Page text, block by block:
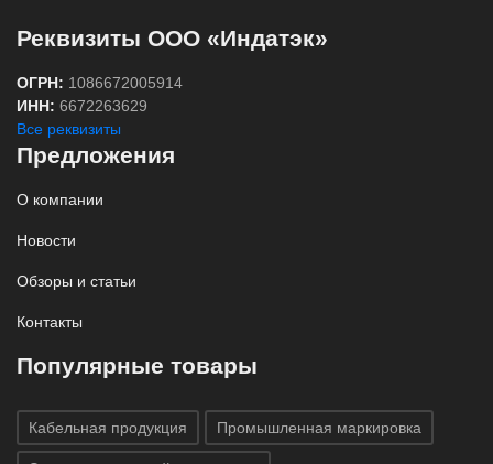
Реквизиты ООО «Индатэк»
ОГРН: 1086672005914
ИНН: 6672263629
Все реквизиты
Предложения
О компании
Новости
Обзоры и статьи
Контакты
Популярные товары
Кабельная продукция Промышленная маркировка